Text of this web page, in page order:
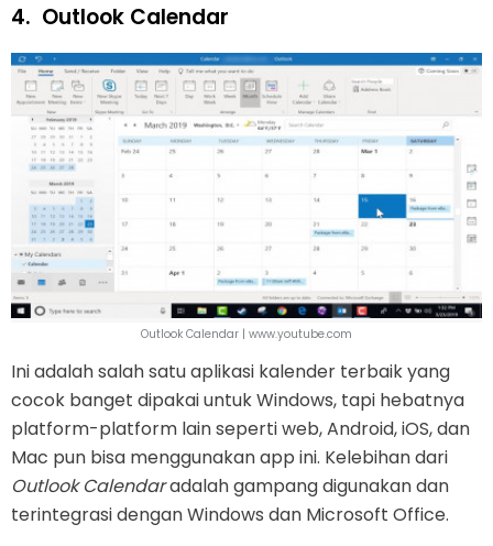
4. Outlook Calendar
Outlook Calendar | www.youtube.com
Ini adalah salah satu aplikasi kalender terbaik yang
cocok banget dipakai untuk Windows, tapi hebatnya
platform-platform lain seperti web, Android, iOS, dan
Mac pun bisa menggunakan app ini. Kelebihan dari
Outlook Calendaradalah gampang digunakan dan
terintegrasi dengan Windows dan Microsoft Office.